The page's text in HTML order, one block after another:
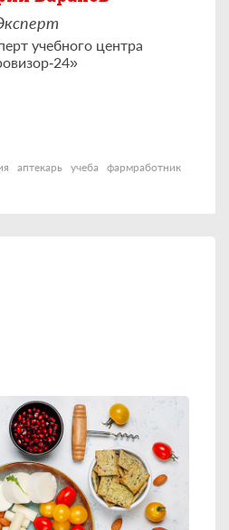
учебного центра
аптекарь учеба
фармработник